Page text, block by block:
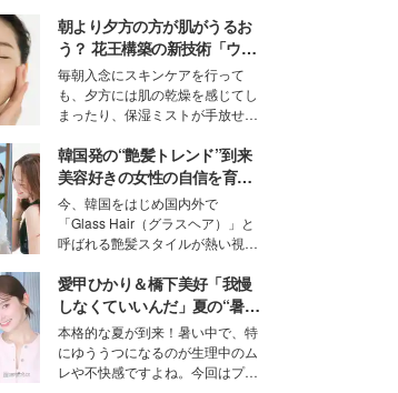
ニオン好き”という共通点を持つモ
デルの宮城舞と島村雄大の特別対
談をお届け！それぞれの視点か
ら、今作ならではの魅力や予想外
の感動をもたらす奥深いストーリ
ーについて熱く語り合ってもらっ
た。
朝より夕方の方が肌がうるお
う？ 花王構築の新技術「ウォ
ーターキャプチャリングスキ
ン（捕水肌）」がスキンケア
の常識を変える予感
毎朝入念にスキンケアを行って
も、夕方には肌の乾燥を感じてし
まったり、保湿ミストが手放せな
な美容の常識を大きく変える可能
性を秘めた、革新的な「Water
Capturing Skin（ウォーターキャ
プチャリングスキン：捕水肌）」
技術を、花王が構築した。
韓国発の“艶髪トレンド”到来
美容好きの女性の自信を育む
「ヘアケア事情」って？
今、韓国をはじめ国内外で
「Glass Hair（グラスヘア）」と
呼ばれる艶髪スタイルが熱い視線
ションの完成度を高めるベースと
して、“髪そのものの美しさ”に改
めて注目する人が増えている様
子。今回は、そんな憧れの艶やか
な髪を日常で叶える、美容好きの
女性たちのヘアケア事情を紹介し
愛甲ひかり＆橋下美好「我慢
しなくていいんだ」夏の“暑さ
対策”の新しい選択肢とは？
本格的な夏が到来！暑い中で、特
にゆううつになるのが生理中のム
レや不快感ですよね。今回はプラ